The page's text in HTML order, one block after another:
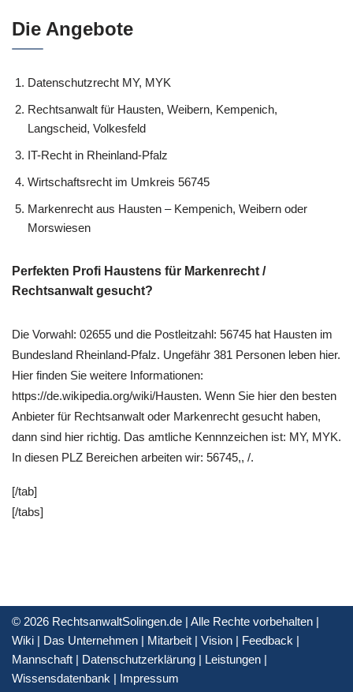
Die Angebote
Datenschutzrecht MY, MYK
Rechtsanwalt für Hausten, Weibern, Kempenich,
Langscheid, Volkesfeld
IT-Recht in Rheinland-Pfalz
Wirtschaftsrecht im Umkreis 56745
Markenrecht aus Hausten – Kempenich, Weibern oder
Morswiesen
Perfekten Profi Haustens für Markenrecht /
Rechtsanwalt gesucht?
Die Vorwahl: 02655 und die Postleitzahl: 56745 hat Hausten im
Bundesland Rheinland-Pfalz. Ungefähr 381 Personen leben hier.
Hier finden Sie weitere Informationen:
https://de.wikipedia.org/wiki/Hausten. Wenn Sie hier den besten
Anbieter für Rechtsanwalt oder Markenrecht gesucht haben,
dann sind hier richtig. Das amtliche Kennnzeichen ist: MY, MYK.
In diesen PLZ Bereichen arbeiten wir: 56745,, /.
[/tab]
[/tabs]
© 2026 RechtsanwaltSolingen.de | Alle Rechte vorbehalten |
Wiki
Das Unternehmen Mitarbeit Vision Feedback
Mannschaft
Datenschutzerklärung Leistungen
Wissensdatenbank
Impressum